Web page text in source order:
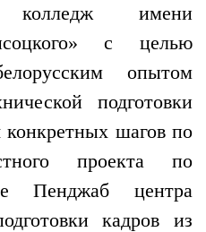
колледж имени
с целью
опытом
подготовки
шагов по
проекта по
Пенджаб центра
кадров из